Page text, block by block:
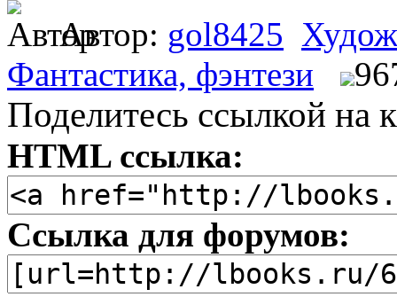
Автор: gol8425
Фантастика, фэнтези
Поделитесь ссылкой на
HTML ссылка:
Ссылка для форумов: